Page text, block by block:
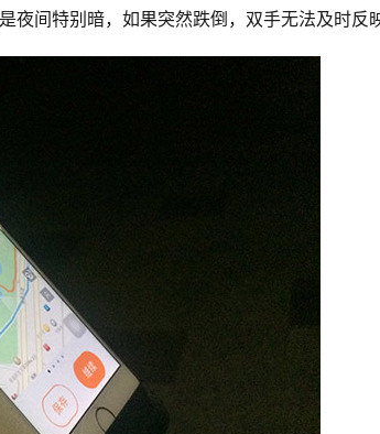
间特别暗，如果突然跌倒，双手无法及时反映